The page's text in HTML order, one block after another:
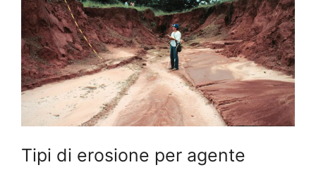
Tipi di erosione per agente